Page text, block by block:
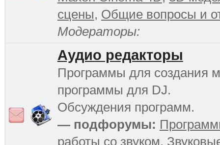
сцены, Общие вопросы и
Модераторы:
Аудио редакторы
Программы для создания
программы для DJ.
Обсуждения программ.
— подфорумы:
работы со звуком,